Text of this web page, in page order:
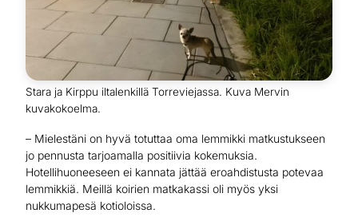
Stara ja Kirppu iltalenkillä Torreviejassa. Kuva Mervin
kuvakokoelma.
– Mielestäni on hyvä totuttaa oma lemmikki matkustukseen
jo pennusta tarjoamalla positiivia kokemuksia.
Hotellihuoneeseen ei kannata jättää eroahdistusta potevaa
lemmikkiä. Meillä koirien matkakassi oli myös yksi
nukkumapesä kotioloissa.